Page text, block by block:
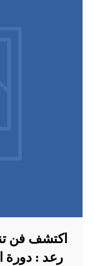
اكتشف فن
رعد : دورة